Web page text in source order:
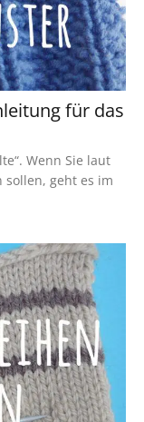
für das
Wenn Sie laut
sollen, geht es im